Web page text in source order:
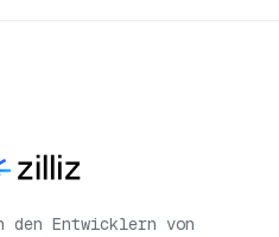
den Entwicklern von